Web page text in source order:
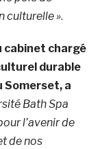
culturelle ».
cabinet chargé
durable
Somerset, a
Bath Spa
l’avenir de
de nos